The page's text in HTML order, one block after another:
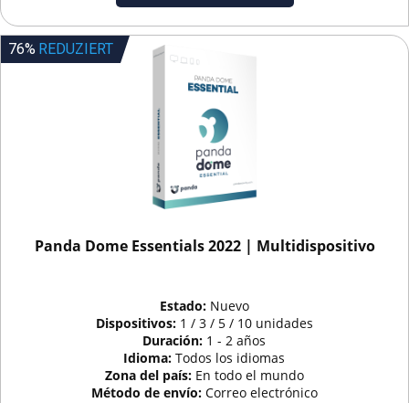
76% REDUZIERT
Panda Dome Essentials 2022 | Multidispositivo
Estado: Nuevo
Dispositivos: 1 / 3 / 5 / 10 unidades
Duración: 1 - 2 años
Idioma:Todos los idiomas
Zona del país: En todo el mundo
Método de envío: Correo electrónico